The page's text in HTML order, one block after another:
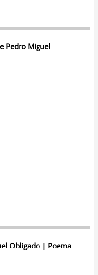
Pedro Miguel
Obligado | Poema